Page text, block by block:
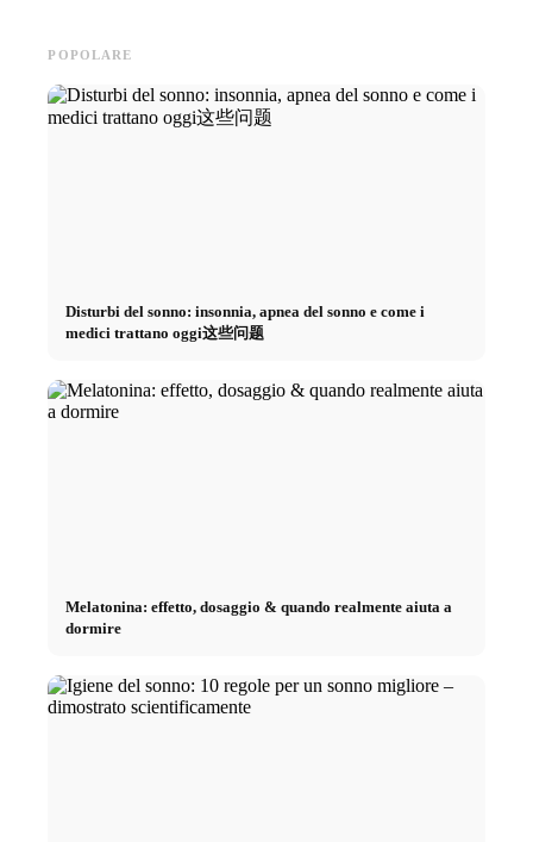
POPOLARE
Disturbi del sonno: insonnia, apnea del sonno e come i
medici trattano oggi这些问题
Melatonina: effetto, dosaggio & quando realmente aiuta a
dormire